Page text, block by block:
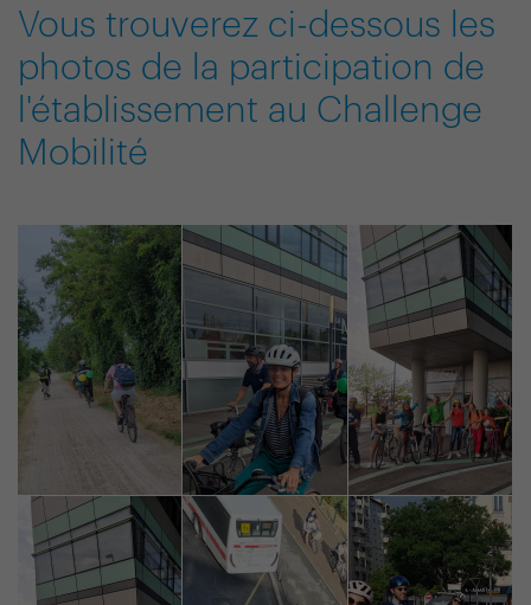
Vous trouverez ci-dessous les
photos de la participation de
l'établissement au Challenge
Mobilité